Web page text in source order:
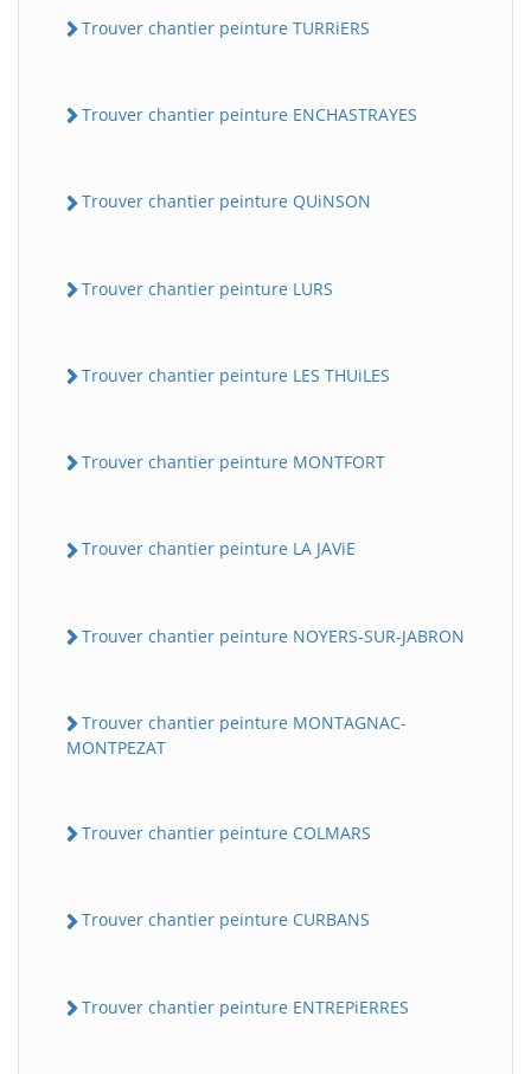
Trouver chantier peinture TURRiERS
Trouver chantier peinture ENCHASTRAYES
Trouver chantier peinture QUiNSON
Trouver chantier peinture LURS
Trouver chantier peinture LES THUiLES
Trouver chantier peinture MONTFORT
Trouver chantier peinture LA JAViE
Trouver chantier peinture NOYERS-SUR-JABRON
Trouver chantier peinture MONTAGNAC-
MONTPEZAT
Trouver chantier peinture COLMARS
Trouver chantier peinture CURBANS
Trouver chantier peinture ENTREPiERRES